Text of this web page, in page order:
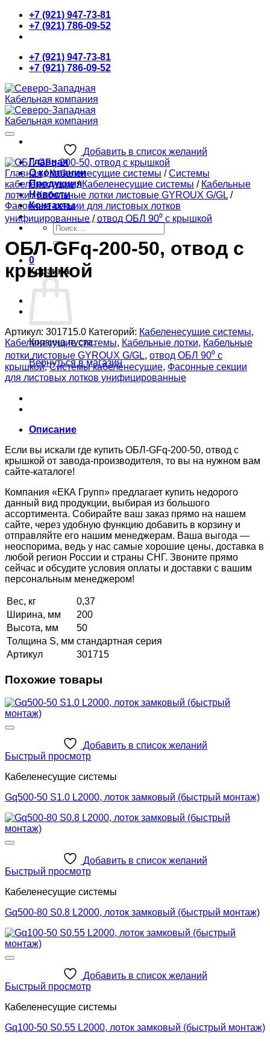
Skip
content
+7 (921) 947-73-81
+7 (921) 786-09-52
+7 (921) 947-73-81
+7 (921) 786-09-52
Главная
О компании
Продукция
Новости
Контакты
Искать:
0
Корзина
Корзина пуста.
Вернуться в магазин
Добавить в список желаний
Главная / Кабеленесущие системы / Системы
кабеленесущие / Кабеленесущие системы / Кабельные
лотки / Кабельные лотки листовые GYROUX G/GL /
Фасонные секции для листовых лотков
унифицированные / отвод ОБЛ 90⁰ с крышкой
ОБЛ-GFq-200-50, отвод с
крышкой
Артикул: 301715.0 Категорий: Кабеленесущие системы,
Кабеленесущие системы, Кабельные лотки, Кабельные
лотки листовые GYROUX G/GL, отвод ОБЛ 90⁰ с
крышкой,Системы кабеленесущие, Фасонные секции
для листовых лотков унифицированные
Описание
Если вы искали где купить ОБЛ-GFq-200-50, отвод с
крышкой от завода-производителя, то вы на нужном вам
сайте-каталоге!
Компания «ЕКА Групп» предлагает купить недорого
данный вид продукции, выбирая из большого
ассортимента. Собирайте ваш заказ прямо на нашем
сайте, через удобную функцию добавить в корзину и
отправляйте его нашим менеджерам. Ваша выгода —
неоспорима, ведь у нас самые хорошие цены, доставка в
любой регион России и страны СНГ. Звоните прямо
сейчас и обсудите условия оплаты и доставки с вашим
персональным менеджером!
Вес, кг
0,37
Ширина, мм
200
Высота, мм
50
Толщина S, мм стандартная серия
Артикул
301715
Похожие товары
Добавить в список желаний
Быстрый просмотр
Кабеленесущие системы
Gq500-50 S1.0 L2000, лоток замковый (быстрый монтаж)
Добавить в список желаний
Быстрый просмотр
Кабеленесущие системы
Gq500-80 S0.8 L2000, лоток замковый (быстрый монтаж)
Добавить в список желаний
Быстрый просмотр
Кабеленесущие системы
Gq100-50 S0.55 L2000, лоток замковый (быстрый монтаж)